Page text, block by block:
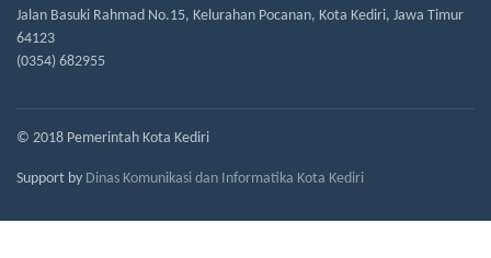
Jalan Basuki Rahmad No.15, Kelurahan Pocanan, Kota Kediri, Jawa Timur
64123
(0354) 682955
© 2018 Pemerintah Kota Kediri
Support by Dinas Komunikasi dan Informatika Kota Kediri